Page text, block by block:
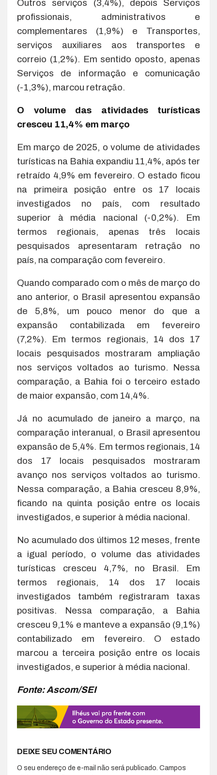
Outros serviços (3,4%), depois Serviços
profissionais, administrativos e
complementares (1,9%) e Transportes,
serviços auxiliares aos transportes e
correio (1,2%). Em sentido oposto, apenas
Serviços de informação e comunicação
(-1,3%), marcou retração.
O volume das atividades turísticas
cresceu 11,4% em março
Em março de 2025, o volume de atividades
turísticas na Bahia expandiu 11,4%, após ter
retraído 4,9% em fevereiro. O estado ficou
na primeira posição entre os 17 locais
investigados no país, com resultado
superior à média nacional (-0,2%). Em
termos regionais, apenas três locais
pesquisados apresentaram retração no
país, na comparação com fevereiro.
Quando comparado com o mês de março do
ano anterior, o Brasil apresentou expansão
de 5,8%, um pouco menor do que a
expansão contabilizada em fevereiro
(7,2%). Em termos regionais, 14 dos 17
locais pesquisados mostraram ampliação
nos serviços voltados ao turismo. Nessa
comparação, a Bahia foi o terceiro estado
de maior expansão, com 14,4%.
Já no acumulado de janeiro a março, na
comparação interanual, o Brasil apresentou
expansão de 5,4%. Em termos regionais, 14
dos 17 locais pesquisados mostraram
avanço nos serviços voltados ao turismo.
Nessa comparação, a Bahia cresceu 8,9%,
ficando na quinta posição entre os locais
investigados, e superior à média nacional.
No acumulado dos últimos 12 meses, frente
a igual período, o volume das atividades
turísticas cresceu 4,7%, no Brasil. Em
termos regionais, 14 dos 17 locais
investigados também registraram taxas
positivas. Nessa comparação, a Bahia
cresceu 9,1% e manteve a expansão (9,1%)
contabilizado em fevereiro. O estado
marcou a terceira posição entre os locais
investigados, e superior à média nacional.
Fonte: Ascom/SEI
DEIXE SEU COMENTÁRIO
O seu endereço de e-mail não será publicado. Campos